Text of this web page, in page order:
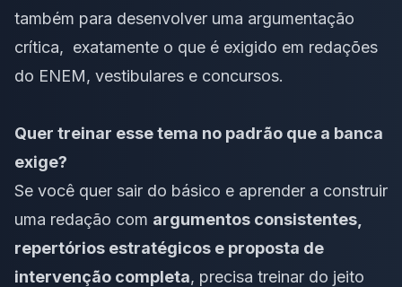
também para desenvolver uma argumentação
crítica, exatamente o que é exigido em redações
do ENEM, vestibulares e concursos.
Quer treinar esse tema no padrão que a banca
exige?
Se você quer sair do básico e aprender a construir
uma redação com argumentos consistentes,
repertórios estratégicos e proposta de
intervenção completa, precisa treinar do jeito